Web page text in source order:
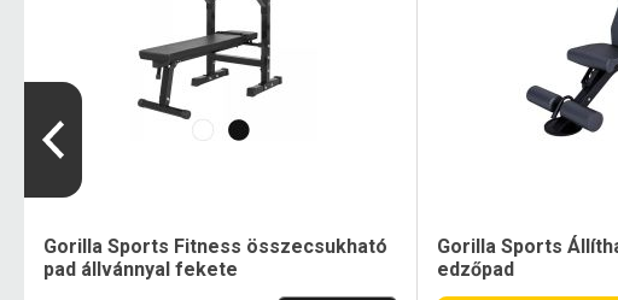
Gorilla Sports Fitness összecsukható
pad állvánnyal fekete
Gorilla Sports
edzőpad